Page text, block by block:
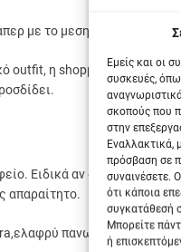
Εμείς και οι
συσκευές,
σκοπούς που
στην
Εναλλακτικά,
πρόσβαση σε
συναινέσετε.
ότι κάποια
συγκατάθεσή
Μπορείτε
ή
με το μεσημεριανό, αλλά
η shopping bag δίνει
Ειδικά αν δεν ξέρεις
απαραίτητο.
πανωφόρι; Εσύ